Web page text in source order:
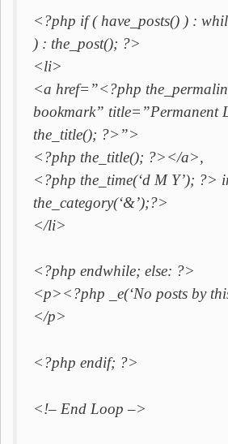
<?php if ( have_posts() ) :
) : the_post(); ?>
<li>
<a href=”<?php
bookmark” title=”Permanent
the_title(); ?>”>
<?php the_title(); ?></a>,
<?php the_time(‘d M Y’); ?>
the_category(‘&’);?>
</li>
<?php endwhile; else: ?>
<p><?php _e(‘No posts by
</p>
<?php endif; ?>
<!– End Loop –>